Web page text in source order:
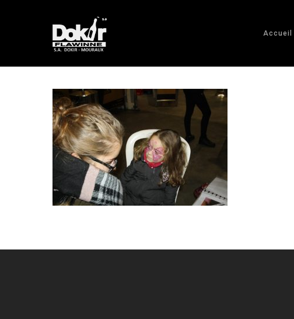
Accueil